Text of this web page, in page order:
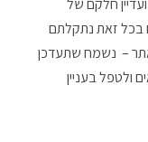
חלקם של
בכל זאת נתקלתם
– נשמח שתעדכן
ולטפל בעניין